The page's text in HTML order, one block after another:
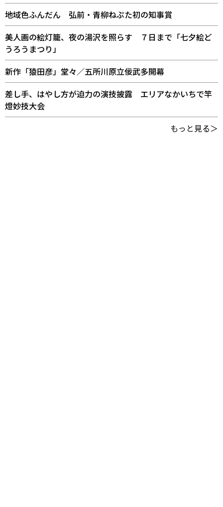
地域色ふんだん 弘前・青柳ねぷた初の知事賞
美人画の絵灯籠、夜の湯沢を照らす ７日まで「七夕絵ど
うろうまつり」
新作「猿田彦」堂々／五所川原立佞武多開幕
差し手、はやし方が迫力の演技披露 エリアなかいちで竿
燈妙技大会
もっと見る＞